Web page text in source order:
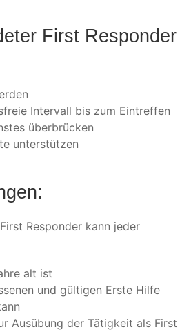
First Responder
Intervall bis zum Eintreffen
überbrücken
unterstützen
Responder kann jeder
alt ist
und gültigen Erste Hilfe
Ausübung der Tätigkeit als First